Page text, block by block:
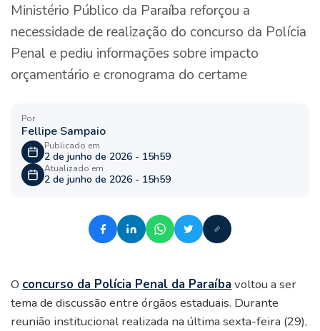
Ministério Público da Paraíba reforçou a
necessidade de realização do concurso da Polícia
Penal e pediu informações sobre impacto
orçamentário e cronograma do certame
Por
Fellipe Sampaio
Publicado em
2 de junho de 2026 - 15h59
Atualizado em
2 de junho de 2026 - 15h59
O concurso da Polícia Penal da Paraíbavoltou a ser
tema de discussão entre órgãos estaduais. Durante
reunião institucional realizada na última sexta-feira (29),